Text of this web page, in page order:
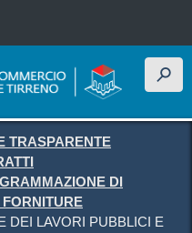
h
TRASPARENTE
DI
DEI LAVORI PUBBLICI E